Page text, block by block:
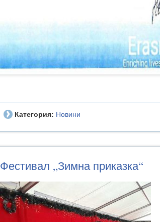
Категория: Новини
Фестивал „Зимна приказка“